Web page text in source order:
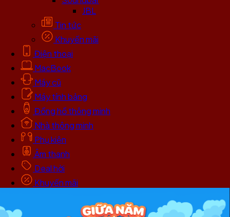
JBL
Tin tức
Khuyến mãi
Điện thoại
MacBook
Máy cũ
Máy tính bảng
Đồng hồ thông minh
Nhà thông minh
Phụ kiện
Âm thanh
Deal hời
Khuyến mãi